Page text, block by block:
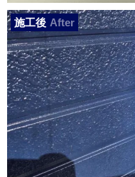
施工後 After